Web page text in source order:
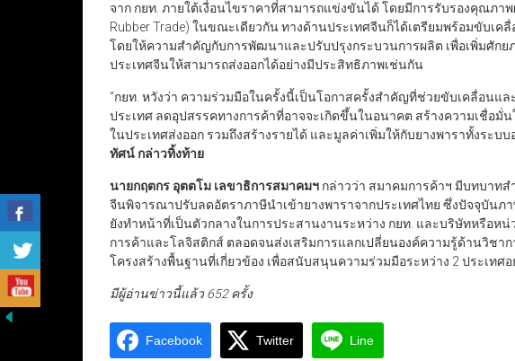
จาก กยท. ภายใต้เงื่อนไขราคาที่สามารถแข่งขันได้ โดยมีการรับรองคุณภา
Rubber Trade) ในขณะเดียวกัน ทางด้านประเทศจีนก็ได้เตรียมพร้อมขับเ
โดยให้ความสำคัญกับการพัฒนาและปรับปรุงกระบวนการผลิต เพื่อเพิ่มศักย
ประเทศจีนให้สามารถส่งออกได้อย่างมีประสิทธิภาพเช่นกัน
“กยท. หวังว่า ความร่วมมือในครั้งนี้เป็นโอกาสครั้งสำคัญที่ช่วยขับเคลื่อนแ
ประเทศ ลดอุปสรรคทางการค้าที่อาจจะเกิดขึ้นในอนาคต สร้างความเชื่อมั่
ในประเทศส่งออก รวมถึงสร้างรายได้ และมูลค่าเพิ่มให้กับยางพาราทั้งระบ
ทัศน์ กล่าวทิ้งท้าย
นายกฤตกร อุตตโม เลขาธิการสมาคมฯ กล่าวว่า สมาคมการค้าฯ มีบทบาท
จีนพิจารณาปรับลดอัตราภาษีนำเข้ายางพาราจากประเทศไทย ซึ่งปัจจุบันภ
ยังทำหน้าที่เป็นตัวกลางในการประสานงานระหว่าง กยท. และบริษัทหรือห
การค้าและโลจิสติกส์ ตลอดจนส่งเสริมการแลกเปลี่ยนองค์ความรู้ด้านวิชา
โครงสร้างพื้นฐานที่เกี่ยวข้อง เพื่อสนับสนุนความร่วมมือระหว่าง 2 ประเทศ
มีผู้อ่านข่าวนี้แล้ว 652 ครั้ง
Facebook Twitter Line